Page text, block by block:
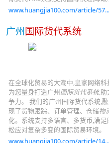
www.huangjia100.com/article/
广州国际货代系统
在全球化贸易的大潮中,皇家网络
为您量身打造广州国际货代系统,助
争力。 我们的广州国际货代系统,
现了货物跟踪、订单管理、仓储物
化。系统支持多语言、多货币,满
松应对复杂多变的国际贸易环境。
www.huangjia100.com/article/